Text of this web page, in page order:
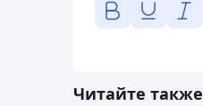
Читайте также